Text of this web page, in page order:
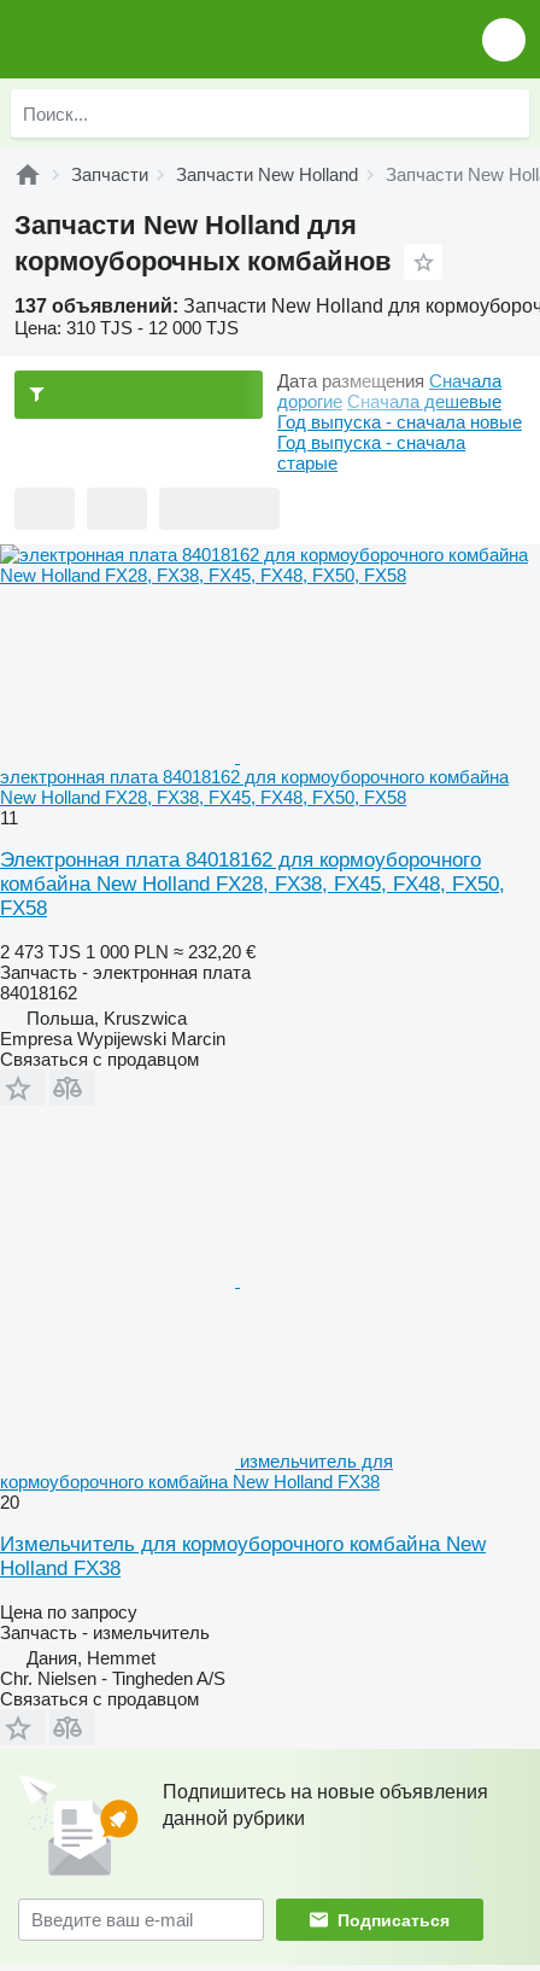
Запчасти Запчасти New Holland Запчасти New
Запчасти New Holland для
кормоуборочных комбайнов
137 объявлений: Запчасти New Holland для
Цена: 310 TJS - 12 000 TJS
Дата размещения Сначала
дорогие Сначала дешевые
Год выпуска - сначала новые
Год выпуска - сначала
старые
электронная плата 84018162 для кормоуборочного комбайна
New Holland FX28, FX38, FX45, FX48, FX50, FX58
11
Электронная плата 84018162 для кормоуборочного
комбайна New Holland FX28, FX38, FX45, FX48, FX50,
FX58
2 473 TJS 1 000 PLN ≈ 232,20 €
Запчасть - электронная плата
84018162
Польша, Kruszwica
Empresa Wypijewski Marcin
Связаться с продавцом
измельчитель для
кормоуборочного комбайна New Holland FX38
20
Измельчитель для кормоуборочного комбайна New
Holland FX38
Цена по запросу
Запчасть - измельчитель
Дания, Hemmet
Chr. Nielsen - Tingheden A/S
Связаться с продавцом
Подпишитесь на новые объявления
данной рубрики
Подписаться